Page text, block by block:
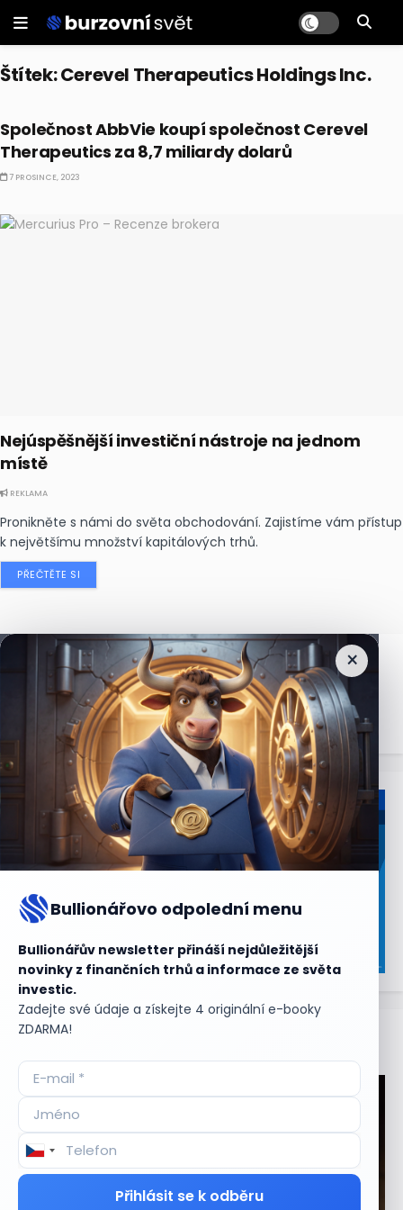
Štítek:Cerevel Therapeutics Holdings Inc.
Společnost AbbVie koupí společnost Cerevel
Therapeutics za 8,7 miliardy dolarů
7 PROSINCE, 2023
Nejúspěšnější investiční nástroje na jednom
místě
REKLAMA
Pronikněte s námi do světa obchodování. Zajistíme vám přístup
k největšímu množství kapitálových trhů.
PŘEČTĚTE SI
×
Bullionářovo odpolední menu
Bullionářův newsletter přináší nejdůležitější
novinky z finančních trhů a informace ze světa
investic.
Zadejte své údaje a získejte 4 originální e-booky
ZDARMA!
Přihlásit se k odběru
Nejčtenějšízprávy
Aktuální